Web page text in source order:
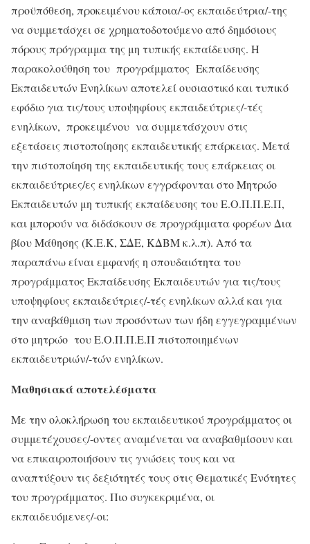
προϋπόθεση, προκειμένου κάποια/-ος εκπαιδεύτρια/-της
να συμμετάσχει σε χρηματοδοτούμενο από δημόσιους
πόρους πρόγραμμα της μη τυπικής εκπαίδευσης. Η
παρακολούθηση του προγράμματος Εκπαίδευσης
Εκπαιδευτών Ενηλίκων αποτελεί ουσιαστικό και τυπικό
εφόδιο για τις/τους υποψηφίους εκπαιδεύτριες/-τές
ενηλίκων, προκειμένου να συμμετάσχουν στις
εξετάσεις πιστοποίησης εκπαιδευτικής επάρκειας. Μετά
την πιστοποίηση της εκπαιδευτικής τους επάρκειας οι
εκπαιδεύτριες/ες ενηλίκων εγγράφονται στο Μητρώο
Εκπαιδευτών μη τυπικής εκπαίδευσης του Ε.Ο.Π.Π.Ε.Π,
και μπορούν να διδάσκουν σε προγράμματα φορέων Δια
βίου Μάθησης (Κ.Ε.Κ, ΣΔΕ, ΚΔΒΜ κ.λ.π). Από τα
παραπάνω είναι εμφανής η σπουδαιότητα του
προγράμματος Εκπαίδευσης Εκπαιδευτών για τις/τους
υποψηφίους εκπαιδεύτριες/-τές ενηλίκων αλλά και για
την αναβάθμιση των προσόντων των ήδη εγγεγραμμένων
στο μητρώο του Ε.Ο.Π.Π.Ε.Π πιστοποιημένων
εκπαιδευτριών/-τών ενηλίκων.
Μαθησιακά αποτελέσματα
Με την ολοκλήρωση του εκπαιδευτικού προγράμματος οι
συμμετέχουσες/-οντες αναμένεται να αναβαθμίσουν και
να επικαιροποιήσουν τις γνώσεις τους και να
αναπτύξουν τις δεξιότητές τους στις Θεματικές Ενότητες
του προγράμματος. Πιο συγκεκριμένα, οι
εκπαιδευόμενες/-οι: